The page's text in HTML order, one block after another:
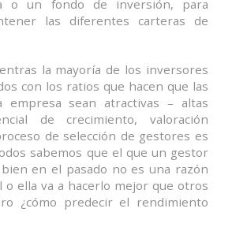
o un fondo de inversión, para
las diferentes carteras de
la mayoría de los inversores
con los ratios que hacen que las
empresa sean atractivas – altas
de crecimiento, valoración
de selección de gestores es
sabemos que el que un gestor
en el pasado no es una razón
o ella va a hacerlo mejor que otros
¿cómo predecir el rendimiento